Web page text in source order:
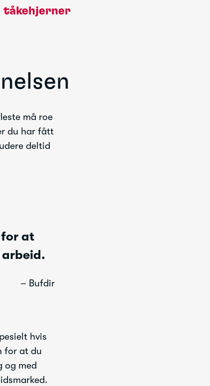
tåkehjerner
må roe
du har fått
deltid
for at
arbeid.
– Bufdir
hvis
for at du
og med